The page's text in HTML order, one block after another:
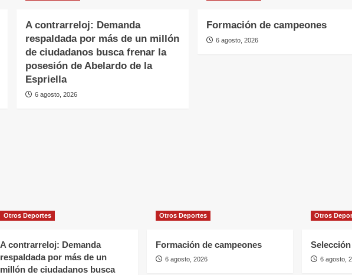
A contrarreloj: Demanda
respaldada por más de un millón
de ciudadanos busca frenar la
posesión de Abelardo de la
Espriella
6 agosto, 2026
Formación de campeones
6 agosto, 2026
Otros Deportes
A contrarreloj: Demanda
respaldada por más de un
millón de ciudadanos busca
Otros Deportes
Formación de campeones
6 agosto, 2026
Otros
6 agosto,